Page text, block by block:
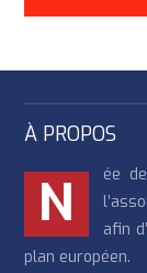
À PROPOS
N
ée
afin
plan européen.